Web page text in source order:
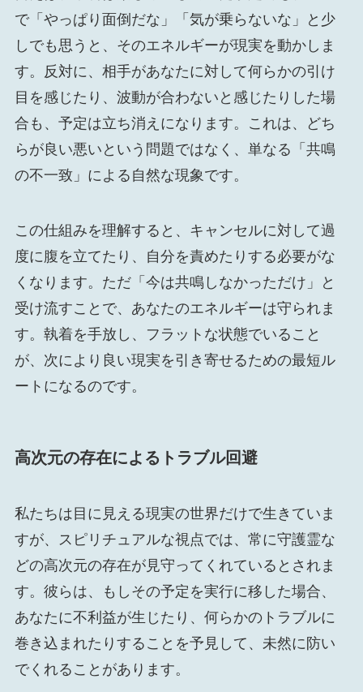
で「やっぱり面倒だな」「気が乗らないな」と少
しでも思うと、そのエネルギーが現実を動かしま
す。反対に、相手があなたに対して何らかの引け
目を感じたり、波動が合わないと感じたりした場
合も、予定は立ち消えになります。これは、どち
らが良い悪いという問題ではなく、単なる「共鳴
の不一致」による自然な現象です。
この仕組みを理解すると、キャンセルに対して過
度に腹を立てたり、自分を責めたりする必要がな
くなります。ただ「今は共鳴しなかっただけ」と
受け流すことで、あなたのエネルギーは守られま
す。執着を手放し、フラットな状態でいること
が、次により良い現実を引き寄せるための最短ル
ートになるのです。
高次元の存在によるトラブル回避
私たちは目に見える現実の世界だけで生きていま
すが、スピリチュアルな視点では、常に守護霊な
どの高次元の存在が見守ってくれているとされま
す。彼らは、もしその予定を実行に移した場合、
あなたに不利益が生じたり、何らかのトラブルに
巻き込まれたりすることを予見して、未然に防い
でくれることがあります。